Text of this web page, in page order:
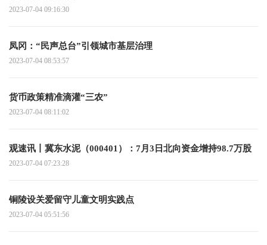
2023-07-04 09:16:30
凤冈：“民声总台”引领城市基层治理
2023-07-04 08:53:57
货币政策精准滴灌“三农”
2023-07-04 08:11:02
观速讯丨冀东水泥（000401）：7月3日北向资金增持98.7万股
2023-07-04 07:23:28
铜陵设关爱留守儿童文明实践点
2023-07-04 05:51:56